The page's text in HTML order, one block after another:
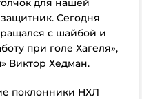
Сегодня
с шайбой и
при голе Хагеля»,
Виктор Хедман.
поклонники НХЛ